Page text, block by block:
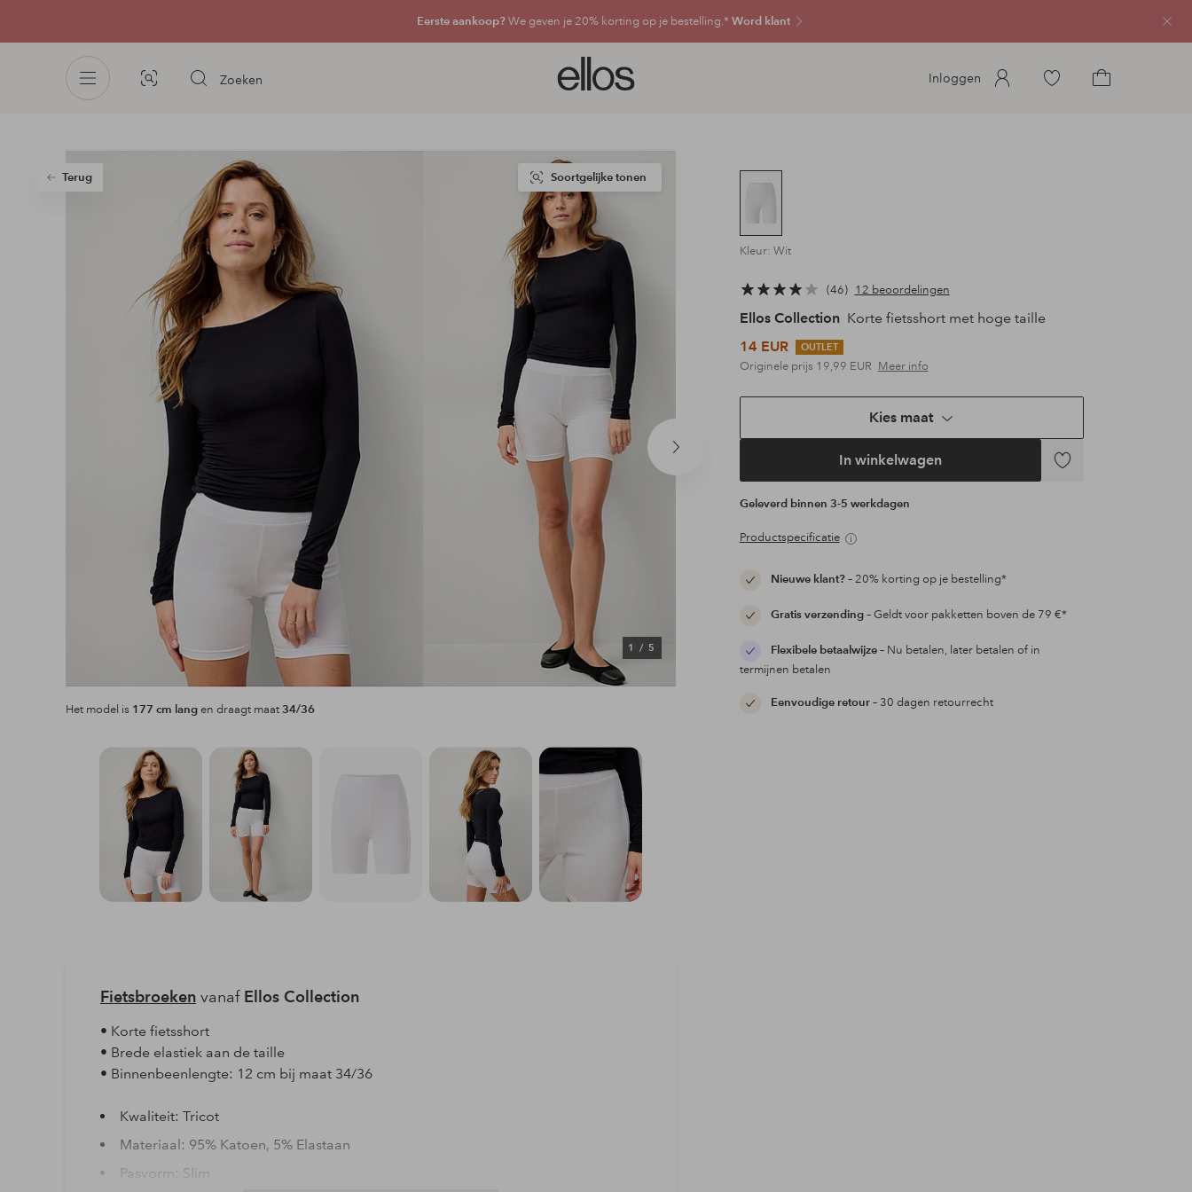
Eerste aankoop?We geven je 20% korting op je bestelling.* Word klant
Afbeelding
Zoeken
Ellos
logo
naar
de
voorpagina
Inloggen
Ga
Terug
Volgend
1/ 5
Soortgelijke tonen
Het model is 177 cm langen draagt maat34/36
Kleur: Wit
46 12 beoordelingen
Ellos Collection Korte fietsshort met hoge taille
14 EUR
OUTLET
Originele prijs 19,99 EUR Meer info
Kies maat
In winkelwagen
Toevoegen
Geleverd binnen 3-5 werkdagen
Productspecificatie
Nieuwe klant?– 20% korting op je bestelling*
Gratis verzending– Geldt voor pakketten boven de 79 €*
Flexibele betaalwijze– Nu betalen, later betalen of in
termijnen betalen
Eenvoudige retour– 30 dagen retourrecht
Fietsbroekenvanaf Ellos Collection
• Korte fietsshort
• Brede elastiek aan de taille
• Binnenbeenlengte: 12 cm bij maat 34/36
Kwaliteit: Tricot
Materiaal: 95% Katoen, 5% Elastaan
Pasvorm: Slim